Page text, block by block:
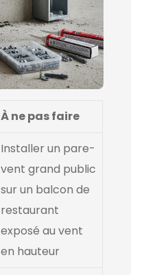
À ne pas faire
Installer un pare-
vent grand public
sur un balcon de
restaurant
exposé au vent
en hauteur